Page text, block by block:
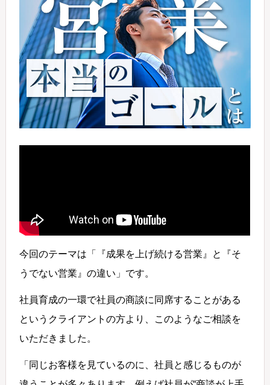
今回のテーマは「『成果を上げ続ける営業』と『そ
うでない営業』の違い」です。
社員育成の一環で社員の商談に同席することがある
というクライアントの方より、このようなご相談を
いただきました。
「同じお客様を見ているのに、社員と感じるものが